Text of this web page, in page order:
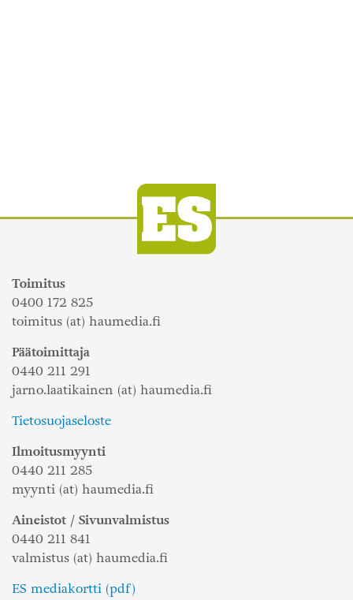
Toimitus
0400 172 825
toimitus (at) haumedia.fi
Päätoimittaja
0440 211 291
jarno.laatikainen (at) haumedia.fi
Tietosuojaseloste
Ilmoitusmyynti
0440 211 285
myynti (at) haumedia.fi
Aineistot / Sivunvalmistus
0440 211 841
valmistus (at) haumedia.fi
ES mediakortti (pdf)